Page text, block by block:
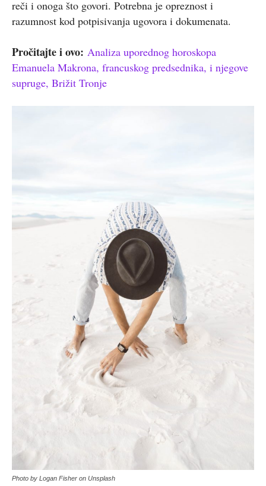
reči i onoga što govori. Potrebna je opreznost i
razumnost kod potpisivanja ugovora i dokumenata.
Pročitajte i ovo: Analiza uporednog horoskopa
Emanuela Makrona, francuskog predsednika, i njegove
supruge, Brižit Tronje
Photo by Logan Fisher on Unsplash